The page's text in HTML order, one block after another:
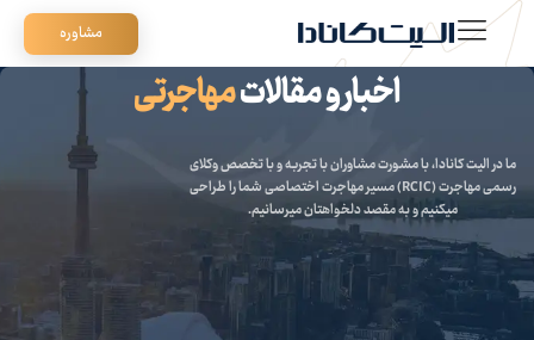
مشاوره
اخبار و مقالاتمهاجرتی
ما در الیت کانادا،با مشورت مشاوران با تجربهو با تخصص وکلای
رسمی مهاجرت (RCIC) مسیر مهاجرت اختصاصی شما را طراحی
میکنیم و به مقصد دلخواهتان میرسانیم.